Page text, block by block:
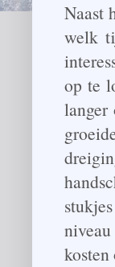
Naast
welk
op te
langer
kosten